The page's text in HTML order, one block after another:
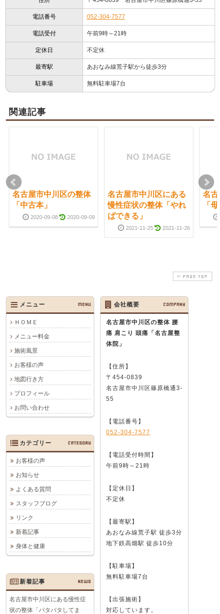
電話番号 052-304-7577
電話受付 午前9時～21時
定休日 不定休
最寄駅 あおなみ線荒子駅から徒歩3分
駐車場 無料駐車場7台
関連記事
名古屋市中川区の整体
「中古本」
2020-09-08 2020-09-09
名古屋市中川区にある
慢性症状の整体「やれ
ばできる」
2021-11-25 2021-11-26
名
「
PAGE TOP
メニュー MENU
ＨＯＭＥ
メニュー料金
施術風景
お客様の声
地図行き方
プロフィール
お問い合わせ
会社概要 COMPANY
名古屋市中川区の整体 腰
痛 肩こり 頭痛 「名古屋整
体院」
【住所】
〒454-0839
名古屋市中川区篠原橋通3-
55
【電話番号】
052-304-7577
【電話受付時間】
午前9時～21時
【定休日】
不定休
【最寄駅】
あおなみ線荒子駅 徒歩3分
地下鉄高畑駅 徒歩10分
【駐車場】
無料駐車場7台
【出張施術】
対応しています。
カテゴリー CATEGORY
お客様の声
お知らせ
よくある質問
スタッフブログ
リンク
新着記事
身体と健康
新着記事 NEWS
名古屋市中川区にある慢性症
状の整体「バタバタしてま